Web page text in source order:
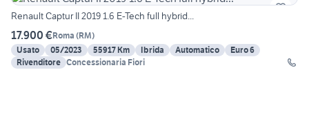
Renault Captur II 2019 1.6 E-Tech full hybrid...
17.900 €Roma (RM)
Usato
05/2023 55917 Km Ibrida Automatico
Euro 6
Rivenditore Concessionaria Fiori